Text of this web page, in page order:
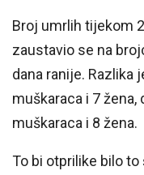
Broj umrlih tijekom
zaustavio se na
dana ranije. Razlika
muškaraca i 7 žena,
muškaraca i 8 žena.
To bi otprilike bilo